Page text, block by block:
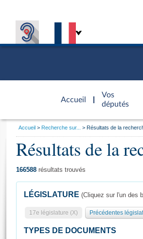
Accueil
d'accueil
Vos
députés
Présidence
Séance publique
Général
Rôle et pouvoirs de l'Assemblée
Visiter l'Assemblée
Vous
Accueil Recherche sur... Résultats de la
Résultats de la
166588 résultats trouvés
LÉGISLATURE (Cliquez sur l'un des
17e législature (X) Précédentes
TYPES DE DOCUMENTS